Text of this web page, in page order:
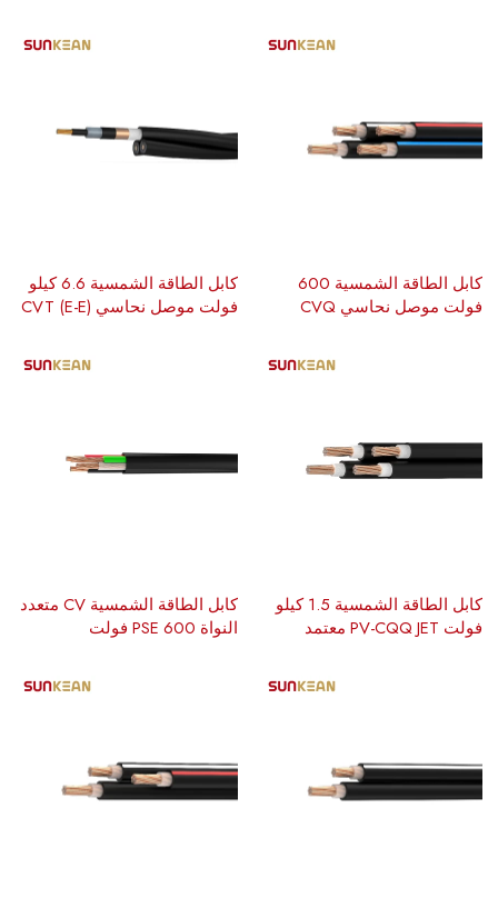
كابل الطاقة الشمسية 600
فولت موصل نحاسي CVQ
كابل الطاقة الشمسية 6.6 كيلو
فولت موصل نحاسي CVT (E-E)
كابل الطاقة الشمسية 1.5 كيلو
فولت PV-CQQ JET معتمد
كابل الطاقة الشمسية CV متعدد
النواة PSE 600 فولت